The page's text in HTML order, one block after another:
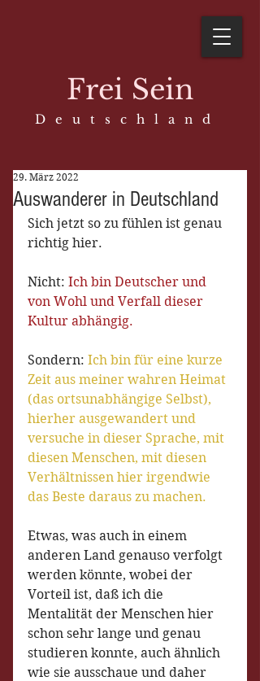
Frei Sein
D e u t s c h l a n d
Auswanderer in Deutschland
29. März 2022
Sich jetzt so zu fühlen ist genau
richtig hier.
Nicht: Ich bin Deutscher und
von Wohl und Verfall dieser
Kultur abhängig.
Sondern: Ich bin für eine kurze
Zeit aus meiner wahren Heimat
(das ortsunabhängige Selbst),
hierher ausgewandert und
versuche in dieser Sprache, mit
diesen Menschen, mit diesen
Verhältnissen hier irgendwie
das Beste daraus zu machen.
Etwas, was auch in einem
anderen Land genauso verfolgt
werden könnte, wobei der
Vorteil ist, daß ich die
Mentalität der Menschen hier
schon sehr lange und genau
studieren konnte, auch ähnlich
wie sie ausschaue und daher